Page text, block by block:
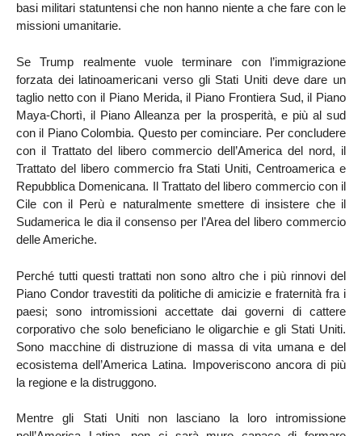
basi militari statuntensi che non hanno niente a che fare con le
missioni umanitarie.
Se Trump realmente vuole terminare con l’immigrazione
forzata dei latinoamericani verso gli Stati Uniti deve dare un
taglio netto con il Piano Merida, il Piano Frontiera Sud, il Piano
Maya-Chortì, il Piano Alleanza per la prosperità, e più al sud
con il Piano Colombia. Questo per cominciare. Per concludere
con il Trattato del libero commercio dell’America del nord, il
Trattato del libero commercio fra Stati Uniti, Centroamerica e
Repubblica Domenicana. Il Trattato del libero commercio con il
Cile con il Perù e naturalmente smettere di insistere che il
Sudamerica le dia il consenso per l’Area del libero commercio
delle Americhe.
Perché tutti questi trattati non sono altro che i più rinnovi del
Piano Condor travestiti da politiche di amicizie e fraternità fra i
paesi; sono intromissioni accettate dai governi di cattere
corporativo che solo beneficiano le oligarchie e gli Stati Uniti.
Sono macchine di distruzione di massa di vita umana e del
ecosistema dell’America Latina. Impoveriscono ancora di più
la regione e la distruggono.
Mentre gli Stati Uniti non lasciano la loro intromissione